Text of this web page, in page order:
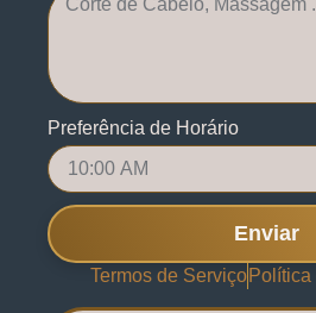
Preferência de Horário
Enviar
Termos de Serviço